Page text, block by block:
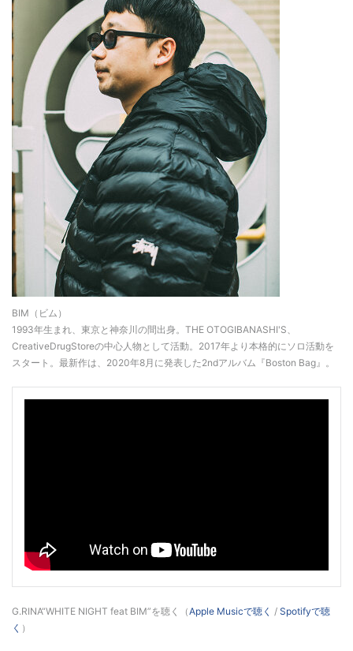
BIM（ビム）
1993年生まれ、東京と神奈川の間出身。THE OTOGIBANASHI'S、
CreativeDrugStoreの中心人物として活動。2017年より本格的にソロ活動を
スタート。最新作は、2020年8月に発表した2ndアルバム『Boston Bag』。
G.RINA“WHITE NIGHT feat BIM”を聴く（Apple Musicで聴く / Spotifyで聴
く ）